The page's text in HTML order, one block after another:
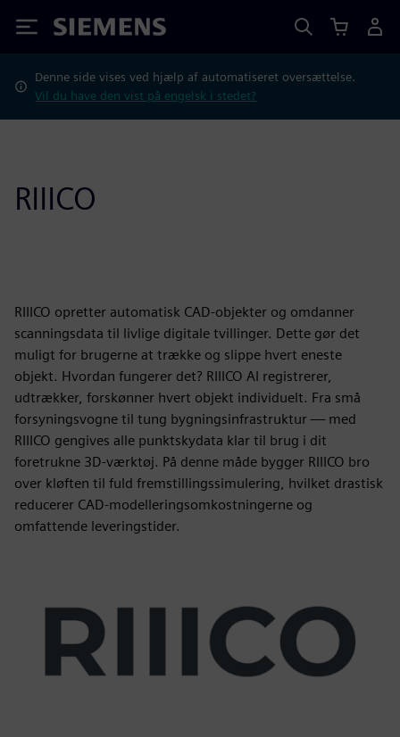
Siemens
Denne side vises ved hjælp af automatiseret oversættelse.
Vil du have den vist på engelsk i stedet?
RIIICO
RIIICO opretter automatisk CAD-objekter og omdanner
scanningsdata til livlige digitale tvillinger. Dette gør det
muligt for brugerne at trække og slippe hvert eneste
objekt. Hvordan fungerer det? RIIICO AI registrerer,
udtrækker, forskønner hvert objekt individuelt. Fra små
forsyningsvogne til tung bygningsinfrastruktur — med
RIIICO gengives alle punktskydata klar til brug i dit
foretrukne 3D-værktøj. På denne måde bygger RIIICO bro
over kløften til fuld fremstillingssimulering, hvilket drastisk
reducerer CAD-modelleringsomkostningerne og
omfattende leveringstider.